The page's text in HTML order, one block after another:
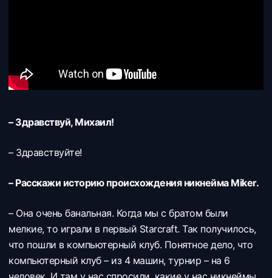
– Здравствуй, Михаил!
– Здравствуйте!
– Расскажи историю происхождения никнейма Miker.
– Она очень банальная. Когда мы с братом были
мелкие, то играли в первый Starcraft. Так получилось,
что пошли в компьютерный клуб. Понятное дело, что
компьютерный клуб – из 4 машин, турнир – на 6